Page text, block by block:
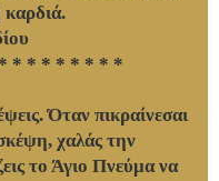
καρδιά.
* * *
Όταν πικραίνεσαι
χαλάς την
το Άγιο Πνεύμα να